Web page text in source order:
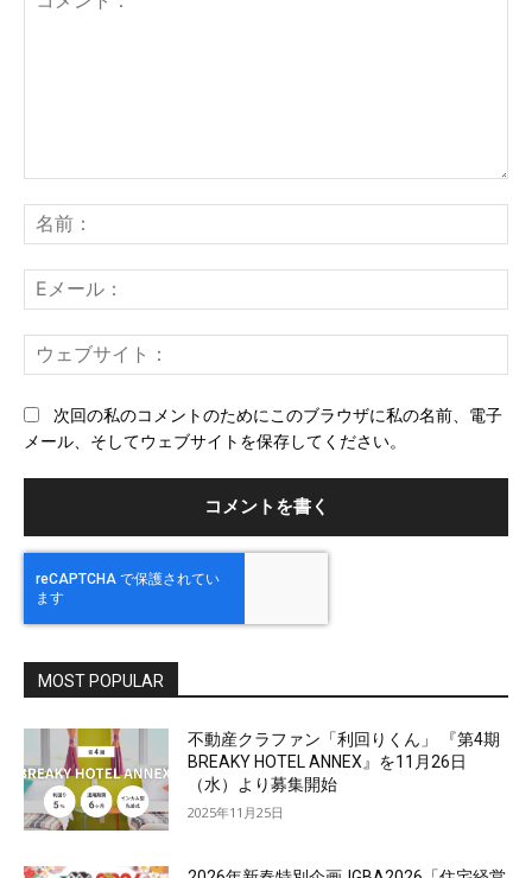
ン
ト：
前
メ
ー
ェ
次回の私のコメントのためにこのブラウザに私の名前、電子
メール、そしてウェブサイトを保存してください。
MOST POPULAR
不動産クラファン「利回りくん」 『第4期
BREAKY HOTEL ANNEX』を11月26日
（水）より募集開始
2025年11月25日